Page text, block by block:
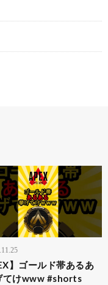
】ゴールド帯あるあ
てけwww #shorts